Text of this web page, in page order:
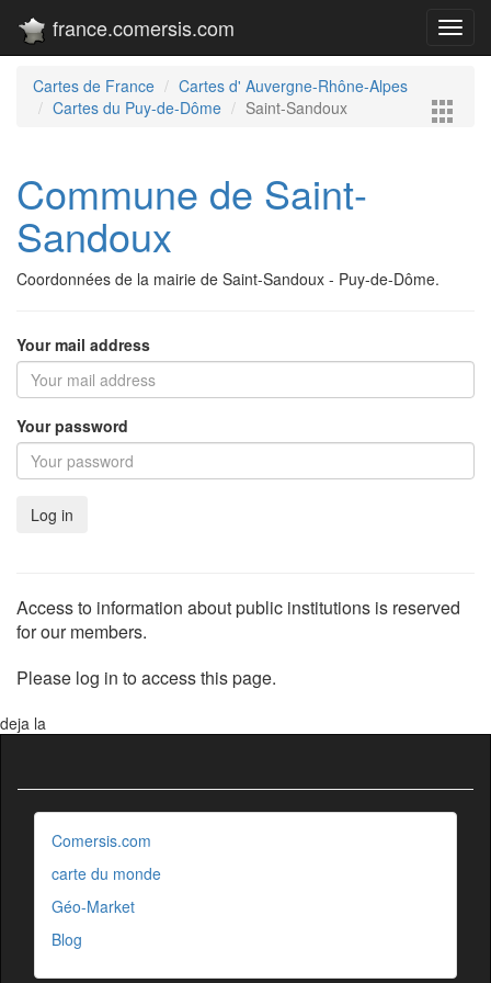
france.comersis.com
Cartes de France
Cartes d' Auvergne-Rhône-Alpes
Cartes du Puy-de-Dôme
Saint-Sandoux
Commune de Saint-
Sandoux
Coordonnées de la mairie de Saint-Sandoux - Puy-de-Dôme.
Your mail address
Your password
Access to information about public institutions is reserved
for our members.
Please log in to access this page.
deja la
Comersis.com
carte du monde
Géo-Market
Blog